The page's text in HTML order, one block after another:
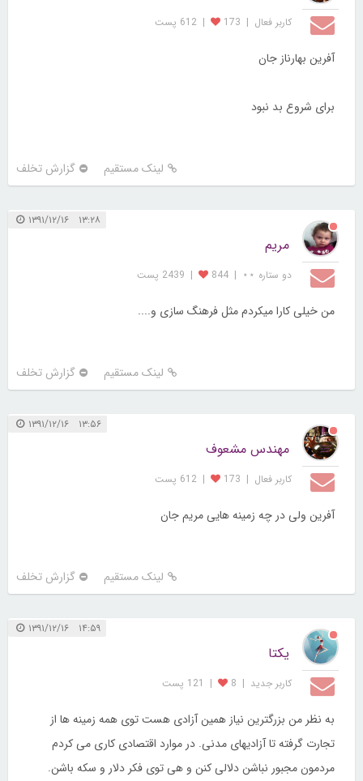
کاربر فعال |
173
| 612 پست
آفرین بهارناز جان
برای شروع بد نبود
لینک مستقیم گزارش تخلف
۱۳:۲۸ ۱۳۹۱/۱۲/۱۶
مریم
دو ستاره ⋆⋆ |
844
| 2439 پست
من خیلی کارا میکردم مثل فرهنگ سازی و....
لینک مستقیم گزارش تخلف
۱۳:۵۶ ۱۳۹۱/۱۲/۱۶
مهندس مشعوف
کاربر فعال |
173
| 612 پست
آفرین ولی در چه زمینه هایی مریم جان
لینک مستقیم گزارش تخلف
۱۴:۵۹ ۱۳۹۱/۱۲/۱۶
یکتا
کاربر جديد |
8
| 121 پست
به نظر من بزرگترین نیاز همین آزادی هست توی همه زمینه ها از
تجارت گرفته تا آزادیهای مدنی. در موارد اقتصادی کاری می کردم
مردمون مجبور نباشن دلالی کنن و هی توی فکر دلار و سکه باشن.